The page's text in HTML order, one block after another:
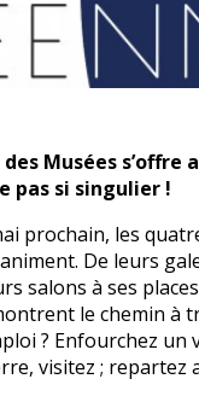
Musées s’offre
pas si singulier !
prochain, les
De leurs
salons à ses
le chemin à
? Enfourchez un
visitez ; repartez